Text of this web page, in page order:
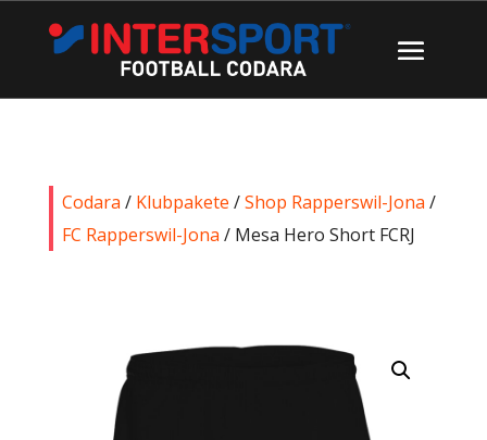
Codara / Klubpakete /Shop Rapperswil-Jona /
FC Rapperswil-Jona / Mesa Hero Short FCRJ